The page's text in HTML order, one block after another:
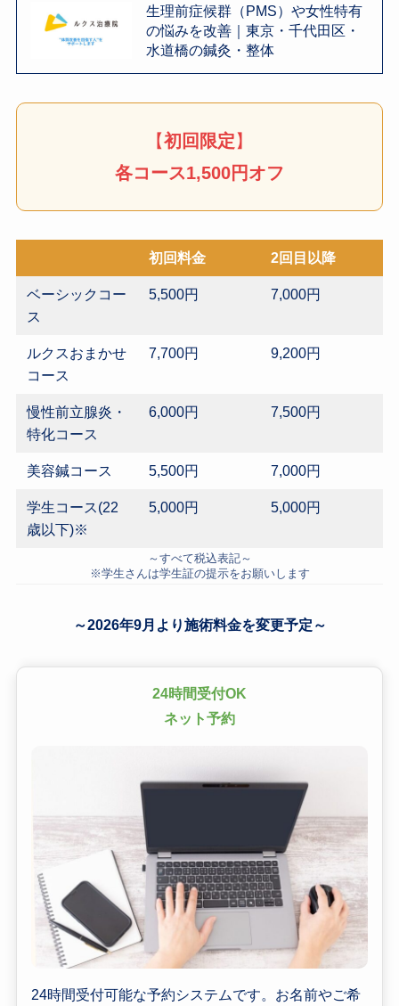
生理前症候群（PMS）や女性特有
の悩みを改善｜東京・千代田区・
水道橋の鍼灸・整体
【初回限定】
各コース1,500円オフ
初回料金 2回目以降
ベーシックコー
ス
5,500円 7,000円
ルクスおまかせ
コース
7,700円 9,200円
慢性前立腺炎・
特化コース
6,000円 7,500円
美容鍼コース 5,500円 7,000円
学生コース(22
歳以下)※
5,000円 5,000円
～すべて税込表記～
※学生さんは学生証の提示をお願いします
～2026年9月より施術料金を変更予定～
24時間受付OK
ネット予約
24時間受付可能な予約システムです。お名前やご希